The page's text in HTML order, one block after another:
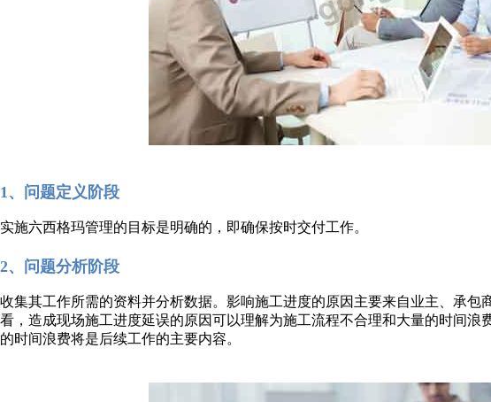
1、问题定义阶段
实施六西格玛管理的目标是明确的，即确保按时交付工作。
2、问题分析阶段
收集其工作所需的资料并分析数据。影响施工进度的原因主要来自业主、承包
看，造成现场施工进度延误的原因可以理解为施工流程不合理和大量的时间浪
的时间浪费将是后续工作的主要内容。